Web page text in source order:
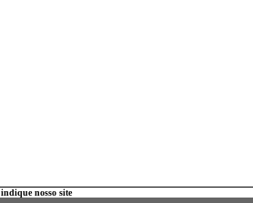
indique nosso site